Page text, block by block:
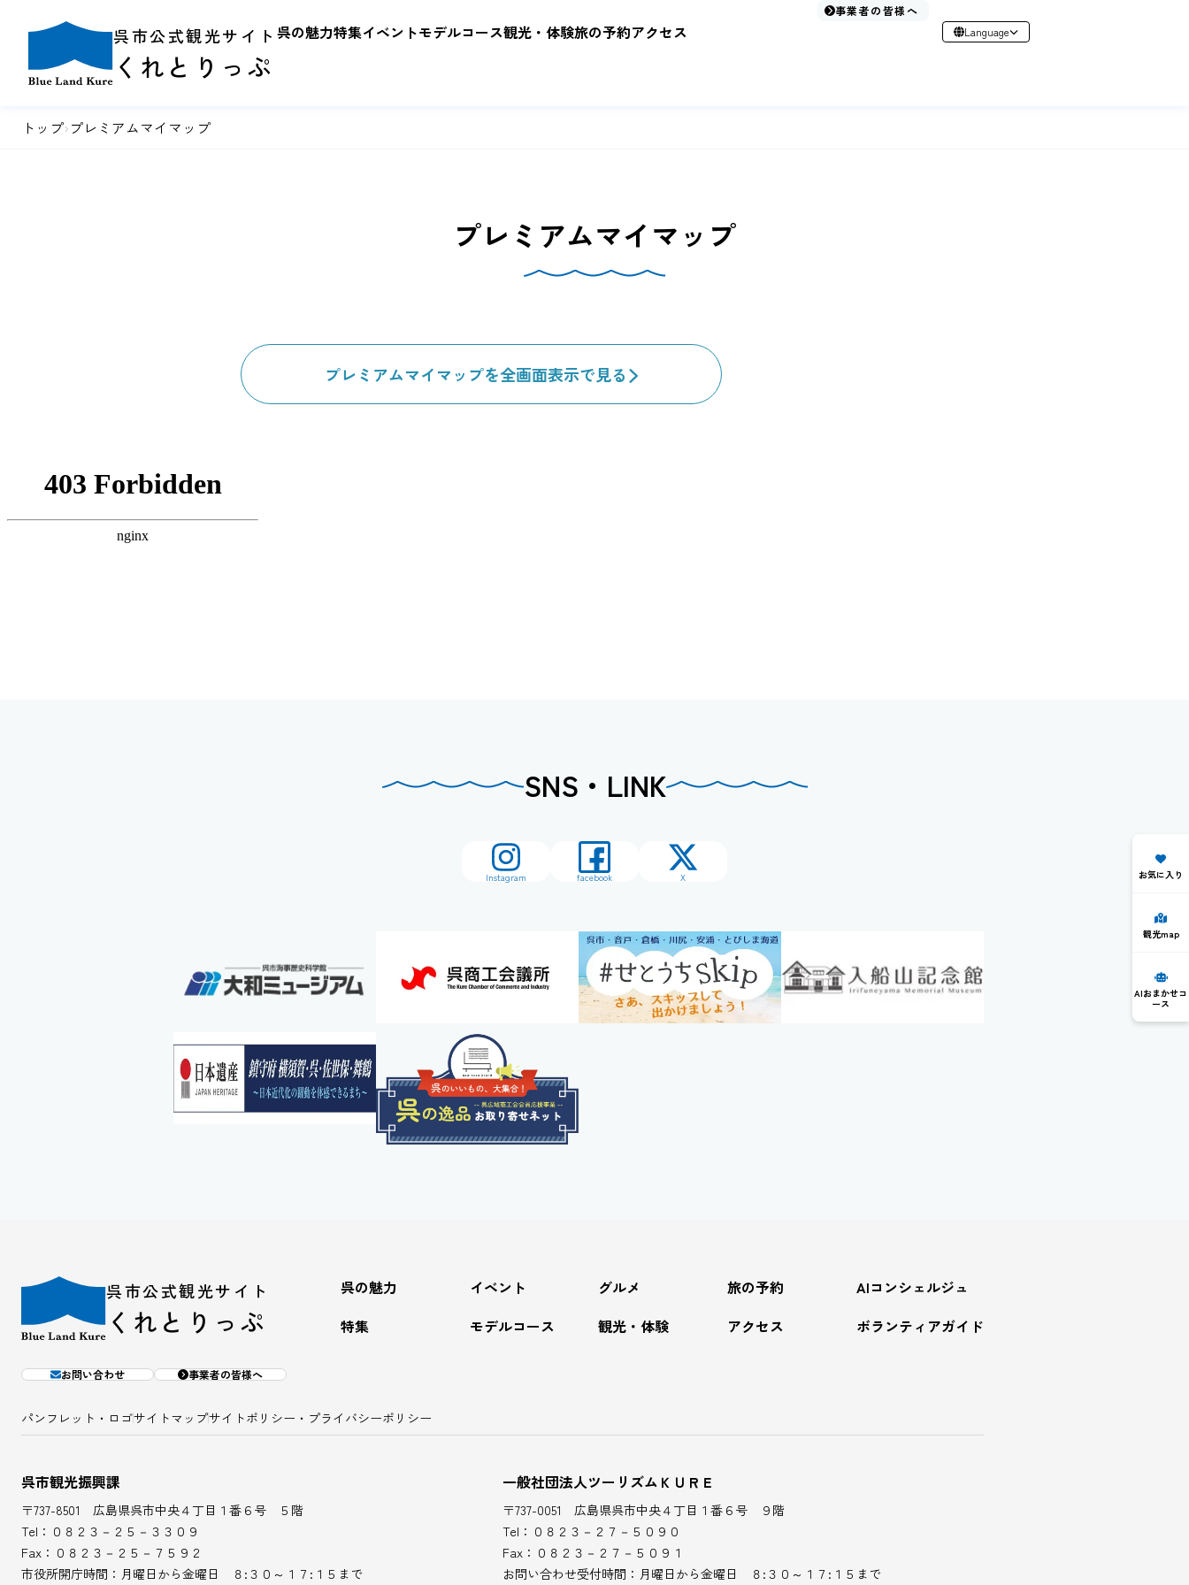
呉市公式観光サイト
くれとりっぷ
呉の魅力特集イベントモデルコース観光・体験旅の予約アクセス
事業者の皆様へ
Language
トップ›プレミアムマイマップ
プレミアムマイマップ
プレミアムマイマップを全画面表示で見る
SNS・LINK
Instagram facebook X お気に入り
観光map
AIおまかせコ
ース
呉市公式観光サイト
くれとりっぷ
呉の魅力 イベント グルメ 旅の予約
AIコンシェルジュ
特集
モデルコース 観光・体験 アクセス ボランティアガイド
お問い合わせ 事業者の皆様へ
パンフレット・ロゴサイトマップサイトポリシー・プライバシーポリシー
呉市観光振興課
〒737-8501 広島県呉市中央４丁目１番６号 ５階
Tel：０８２３－２５－３３０９
Fax：０８２３－２５－７５９２
市役所開庁時間：月曜日から金曜日 ８:３０～１７:１５まで
一般社団法人ツーリズムＫＵＲＥ
〒737-0051 広島県呉市中央４丁目１番６号 ９階
Tel：０８２３－２７－５０９０
Fax：０８２３－２７－５０９１
お問い合わせ受付時間：月曜日から金曜日 ８:３０～１７:１５まで